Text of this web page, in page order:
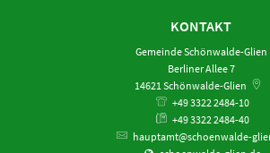
KONTAKT
Gemeinde Schönwalde-Glien
Berliner Allee 7
14621Schönwalde-Glien
+49 3322 2484-10
+49 3322 2484-40
hauptamt@schoenwalde-